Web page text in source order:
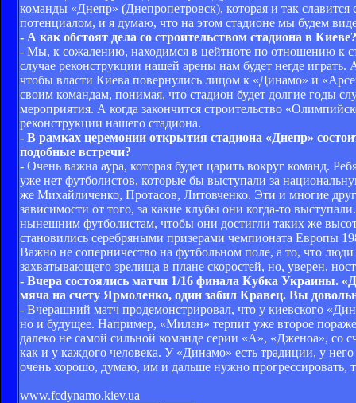
команды «Днепр» (Днепропетровск), которая и так
потенциалом, и я думаю, что на этом стадионе мы будем
- А как обстоят дела со строительством стадиона в Киеве?
- Мы, к сожалению, находимся в цейтноте по отношению к
случае реконструкции нашей арены нам будет негде играть.
чтобы власти Киева повернулись лицом к «Динамо» и
своим командам, понимая, что стадион будет долгие годы
мероприятия. А когда закончится строительство
реконструкции нашего стадиона.
- В рамках церемонии открытия стадиона «Днепр»
подобные встречи?
- Очень важна аура, которая будет царить вокруг команд.
уже нет футболистов, которые бы выступали за
же Михайличенко, Протасов, Литовченко. Эти и многие
зависимости от того, за какие клубы они когда-то
нынешним футболистам, чтобы они достигли таких же
становились серебряными призерами чемпионата Европы
Важно не соперничество на футбольном поле, а то, что
захватывающего зрелища в плане скоростей, но, уверен,
- Вчера состоялись матчи 1/16 финала Кубка Украины.
мяча на счету Ярмоленко, один забил Кравец. Вы
- Вчерашний матч продемонстрировал, что у киевского
но и будущее. Например, «Милан» терпит уже второе
далеко не самой сильной команде серии «А», «Дженоа», со
как и у каждого человека. У «Динамо» есть традиции, у
очень хорошо, думаю, им и дальше нужно прогрессировать,
www.fcdynamo.kiev.ua